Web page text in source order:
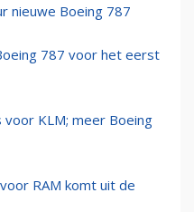
nieuwe Boeing 787
787 voor het eerst
KLM; meer Boeing
RAM komt uit de